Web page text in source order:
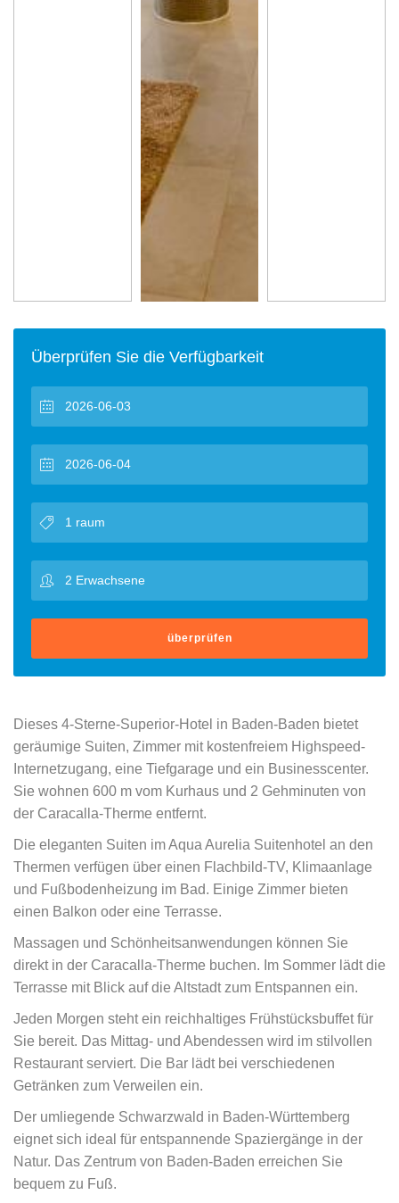
Überprüfen Sie die Verfügbarkeit
überprüfen
Dieses 4-Sterne-Superior-Hotel in Baden-Baden bietet
geräumige Suiten, Zimmer mit kostenfreiem Highspeed-
Internetzugang, eine Tiefgarage und ein Businesscenter.
Sie wohnen 600 m vom Kurhaus und 2 Gehminuten von
der Caracalla-Therme entfernt.
Die eleganten Suiten im Aqua Aurelia Suitenhotel an den
Thermen verfügen über einen Flachbild-TV, Klimaanlage
und Fußbodenheizung im Bad. Einige Zimmer bieten
einen Balkon oder eine Terrasse.
Massagen und Schönheitsanwendungen können Sie
direkt in der Caracalla-Therme buchen. Im Sommer lädt die
Terrasse mit Blick auf die Altstadt zum Entspannen ein.
Jeden Morgen steht ein reichhaltiges Frühstücksbuffet für
Sie bereit. Das Mittag- und Abendessen wird im stilvollen
Restaurant serviert. Die Bar lädt bei verschiedenen
Getränken zum Verweilen ein.
Der umliegende Schwarzwald in Baden-Württemberg
eignet sich ideal für entspannende Spaziergänge in der
Natur. Das Zentrum von Baden-Baden erreichen Sie
bequem zu Fuß.